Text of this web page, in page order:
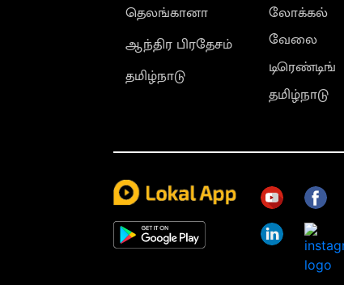
தெலங்கானா
ஆந்திர பிரதேசம்
தமிழ்நாடு
லோக்கல்
வேலை
டிரெண்டிங்
தமிழ்நாடு